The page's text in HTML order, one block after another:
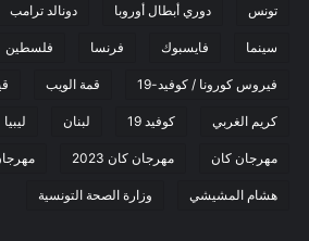
تونس دوري أبطال أوروبا دونالد ترامب
سينما فايسبوك فرنسا فلسطين
فيروس كورونا / كوفيد-19 قمة الويب
كريم الغربي كوفيد 19 لبنان ليبيا
مهرجان كان مهرجان كان 2023
هشام المشيشي وزارة الصحة التونسية